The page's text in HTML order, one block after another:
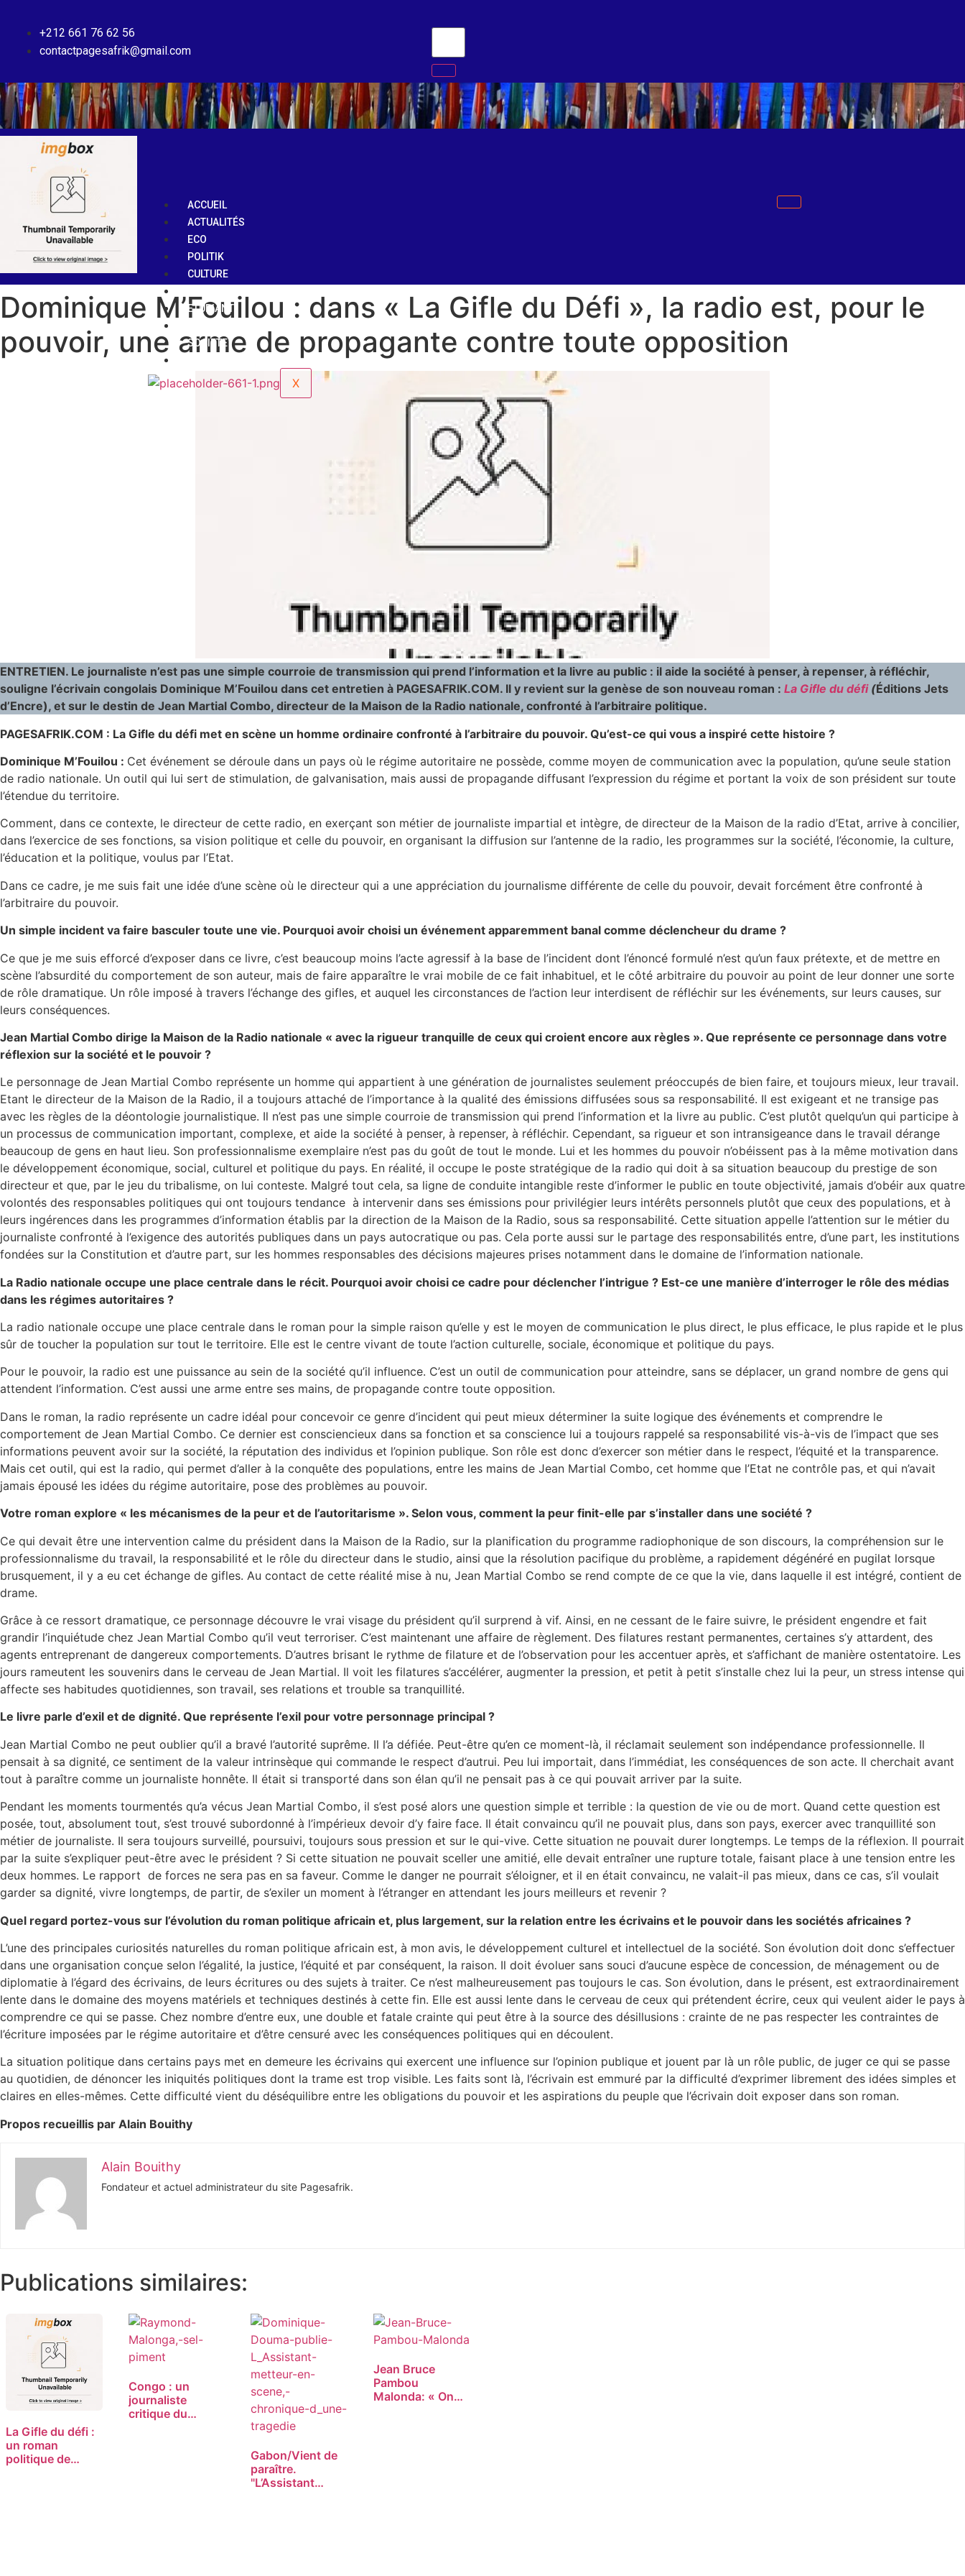
+212 661 76 62 56
contactpagesafrik@gmail.com
ACCUEIL
ACTUALITÉS
ECO
POLITIK
CULTURE
ETUDIANT
SOCIETE
X
Dominique M’Fouilou : dans « La Gifle du Défi », la radio est, pour le
pouvoir, une arme de propagante contre toute opposition
ENTRETIEN. Le journaliste n’est pas une simple courroie de transmission qui prend l’information et la livre au public : il aide la société à penser, à repenser, à réfléchir,
souligne l’écrivain congolais Dominique M’Fouilou dans cet entretien à PAGESAFRIK.COM. Il y revient sur la genèse de son nouveau roman : La Gifle du défi (Éditions Jets
d’Encre), et sur le destin de Jean Martial Combo, directeur de la Maison de la Radio nationale, confronté à l’arbitraire politique.
PAGESAFRIK.COM : La Gifle du défi met en scène un homme ordinaire confronté à l’arbitraire du pouvoir. Qu’est-ce qui vous a inspiré cette histoire ?
Dominique M’Fouilou : Cet événement se déroule dans un pays où le régime autoritaire ne possède, comme moyen de communication avec la population, qu’une seule station
de radio nationale. Un outil qui lui sert de stimulation, de galvanisation, mais aussi de propagande diffusant l’expression du régime et portant la voix de son président sur toute
l’étendue du territoire.
Comment, dans ce contexte, le directeur de cette radio, en exerçant son métier de journaliste impartial et intègre, de directeur de la Maison de la radio d’Etat, arrive à concilier,
dans l’exercice de ses fonctions, sa vision politique et celle du pouvoir, en organisant la diffusion sur l’antenne de la radio, les programmes sur la société, l’économie, la culture,
l’éducation et la politique, voulus par l’Etat.
Dans ce cadre, je me suis fait une idée d’une scène où le directeur qui a une appréciation du journalisme différente de celle du pouvoir, devait forcément être confronté à
l’arbitraire du pouvoir.
Un simple incident va faire basculer toute une vie. Pourquoi avoir choisi un événement apparemment banal comme déclencheur du drame ?
Ce que je me suis efforcé d’exposer dans ce livre, c’est beaucoup moins l’acte agressif à la base de l’incident dont l’énoncé formulé n’est qu’un faux prétexte, et de mettre en
scène l’absurdité du comportement de son auteur, mais de faire apparaître le vrai mobile de ce fait inhabituel, et le côté arbitraire du pouvoir au point de leur donner une sorte
de rôle dramatique. Un rôle imposé à travers l’échange des gifles, et auquel les circonstances de l’action leur interdisent de réfléchir sur les événements, sur leurs causes, sur
leurs conséquences.
Jean Martial Combo dirige la Maison de la Radio nationale « avec la rigueur tranquille de ceux qui croient encore aux règles ». Que représente ce personnage dans votre
réflexion sur la société et le pouvoir ?
Le personnage de Jean Martial Combo représente un homme qui appartient à une génération de journalistes seulement préoccupés de bien faire, et toujours mieux, leur travail.
Etant le directeur de la Maison de la Radio, il a toujours attaché de l’importance à la qualité des émissions diffusées sous sa responsabilité. Il est exigeant et ne transige pas
avec les règles de la déontologie journalistique. Il n’est pas une simple courroie de transmission qui prend l’information et la livre au public. C’est plutôt quelqu’un qui participe à
un processus de communication important, complexe, et aide la société à penser, à repenser, à réfléchir. Cependant, sa rigueur et son intransigeance dans le travail dérange
beaucoup de gens en haut lieu. Son professionnalisme exemplaire n’est pas du goût de tout le monde. Lui et les hommes du pouvoir n’obéissent pas à la même motivation dans
le développement économique, social, culturel et politique du pays. En réalité, il occupe le poste stratégique de la radio qui doit à sa situation beaucoup du prestige de son
directeur et que, par le jeu du tribalisme, on lui conteste. Malgré tout cela, sa ligne de conduite intangible reste d’informer le public en toute objectivité, jamais d’obéir aux quatre
volontés des responsables politiques qui ont toujours tendance à intervenir dans ses émissions pour privilégier leurs intérêts personnels plutôt que ceux des populations, et à
leurs ingérences dans les programmes d’information établis par la direction de la Maison de la Radio, sous sa responsabilité. Cette situation appelle l’attention sur le métier du
journaliste confronté à l’exigence des autorités publiques dans un pays autocratique ou pas. Cela porte aussi sur le partage des responsabilités entre, d’une part, les institutions
fondées sur la Constitution et d’autre part, sur les hommes responsables des décisions majeures prises notamment dans le domaine de l’information nationale.
La Radio nationale occupe une place centrale dans le récit. Pourquoi avoir choisi ce cadre pour déclencher l’intrigue ? Est-ce une manière d’interroger le rôle des médias
dans les régimes autoritaires ?
La radio nationale occupe une place centrale dans le roman pour la simple raison qu’elle y est le moyen de communication le plus direct, le plus efficace, le plus rapide et le plus
sûr de toucher la population sur tout le territoire. Elle est le centre vivant de toute l’action culturelle, sociale, économique et politique du pays.
Pour le pouvoir, la radio est une puissance au sein de la société qu’il influence. C’est un outil de communication pour atteindre, sans se déplacer, un grand nombre de gens qui
attendent l’information. C’est aussi une arme entre ses mains, de propagande contre toute opposition.
Dans le roman, la radio représente un cadre idéal pour concevoir ce genre d’incident qui peut mieux déterminer la suite logique des événements et comprendre le
comportement de Jean Martial Combo. Ce dernier est consciencieux dans sa fonction et sa conscience lui a toujours rappelé sa responsabilité vis-à-vis de l’impact que ses
informations peuvent avoir sur la société, la réputation des individus et l’opinion publique. Son rôle est donc d’exercer son métier dans le respect, l’équité et la transparence.
Mais cet outil, qui est la radio, qui permet d’aller à la conquête des populations, entre les mains de Jean Martial Combo, cet homme que l’Etat ne contrôle pas, et qui n’avait
jamais épousé les idées du régime autoritaire, pose des problèmes au pouvoir.
Votre roman explore « les mécanismes de la peur et de l’autoritarisme ». Selon vous, comment la peur finit-elle par s’installer dans une société ?
Ce qui devait être une intervention calme du président dans la Maison de la Radio, sur la planification du programme radiophonique de son discours, la compréhension sur le
professionnalisme du travail, la responsabilité et le rôle du directeur dans le studio, ainsi que la résolution pacifique du problème, a rapidement dégénéré en pugilat lorsque
brusquement, il y a eu cet échange de gifles. Au contact de cette réalité mise à nu, Jean Martial Combo se rend compte de ce que la vie, dans laquelle il est intégré, contient de
drame.
Grâce à ce ressort dramatique, ce personnage découvre le vrai visage du président qu’il surprend à vif. Ainsi, en ne cessant de le faire suivre, le président engendre et fait
grandir l’inquiétude chez Jean Martial Combo qu’il veut terroriser. C’est maintenant une affaire de règlement. Des filatures restant permanentes, certaines s’y attardent, des
agents entreprenant de dangereux comportements. D’autres brisant le rythme de filature et de l’observation pour les accentuer après, et s’affichant de manière ostentatoire. Les
jours rameutent les souvenirs dans le cerveau de Jean Martial. Il voit les filatures s’accélérer, augmenter la pression, et petit à petit s’installe chez lui la peur, un stress intense qui
affecte ses habitudes quotidiennes, son travail, ses relations et trouble sa tranquillité.
Le livre parle d’exil et de dignité. Que représente l’exil pour votre personnage principal ?
Jean Martial Combo ne peut oublier qu’il a bravé l’autorité suprême. Il l’a défiée. Peut-être qu’en ce moment-là, il réclamait seulement son indépendance professionnelle. Il
pensait à sa dignité, ce sentiment de la valeur intrinsèque qui commande le respect d’autrui. Peu lui importait, dans l’immédiat, les conséquences de son acte. Il cherchait avant
tout à paraître comme un journaliste honnête. Il était si transporté dans son élan qu’il ne pensait pas à ce qui pouvait arriver par la suite.
Pendant les moments tourmentés qu’a vécus Jean Martial Combo, il s’est posé alors une question simple et terrible : la question de vie ou de mort. Quand cette question est
posée, tout, absolument tout, s’est trouvé subordonné à l’impérieux devoir d’y faire face. Il était convaincu qu’il ne pouvait plus, dans son pays, exercer avec tranquillité son
métier de journaliste. Il sera toujours surveillé, poursuivi, toujours sous pression et sur le qui-vive. Cette situation ne pouvait durer longtemps. Le temps de la réflexion. Il pourrait
par la suite s’expliquer peut-être avec le président ? Si cette situation ne pouvait sceller une amitié, elle devait entraîner une rupture totale, faisant place à une tension entre les
deux hommes. Le rapport de forces ne sera pas en sa faveur. Comme le danger ne pourrait s’éloigner, et il en était convaincu, ne valait-il pas mieux, dans ce cas, s’il voulait
garder sa dignité, vivre longtemps, de partir, de s’exiler un moment à l’étranger en attendant les jours meilleurs et revenir ?
Quel regard portez-vous sur l’évolution du roman politique africain et, plus largement, sur la relation entre les écrivains et le pouvoir dans les sociétés africaines ?
L’une des principales curiosités naturelles du roman politique africain est, à mon avis, le développement culturel et intellectuel de la société. Son évolution doit donc s’effectuer
dans une organisation conçue selon l’égalité, la justice, l’équité et par conséquent, la raison. Il doit évoluer sans souci d’aucune espèce de concession, de ménagement ou de
diplomatie à l’égard des écrivains, de leurs écritures ou des sujets à traiter. Ce n’est malheureusement pas toujours le cas. Son évolution, dans le présent, est extraordinairement
lente dans le domaine des moyens matériels et techniques destinés à cette fin. Elle est aussi lente dans le cerveau de ceux qui prétendent écrire, ceux qui veulent aider le pays à
comprendre ce qui se passe. Chez nombre d’entre eux, une double et fatale crainte qui peut être à la source des désillusions : crainte de ne pas respecter les contraintes de
l’écriture imposées par le régime autoritaire et d’être censuré avec les conséquences politiques qui en découlent.
La situation politique dans certains pays met en demeure les écrivains qui exercent une influence sur l’opinion publique et jouent par là un rôle public, de juger ce qui se passe
au quotidien, de dénoncer les iniquités politiques dont la trame est trop visible. Les faits sont là, l’écrivain est emmuré par la difficulté d’exprimer librement des idées simples et
claires en elles-mêmes. Cette difficulté vient du déséquilibre entre les obligations du pouvoir et les aspirations du peuple que l’écrivain doit exposer dans son roman.
Propos recueillis par Alain Bouithy
Alain Bouithy
Fondateur et actuel administrateur du site Pagesafrik.
Publications similaires:
La Gifle du défi :
un roman
politique de
Congo : un
journaliste
critique du
Gabon/Vient de
paraître.
"L’Assistant
Jean Bruce
Pambou
Malonda: « On